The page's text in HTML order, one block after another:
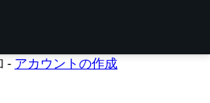
- アカウントの作成